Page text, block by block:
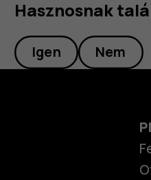
Hasznosnak
Igen Nem